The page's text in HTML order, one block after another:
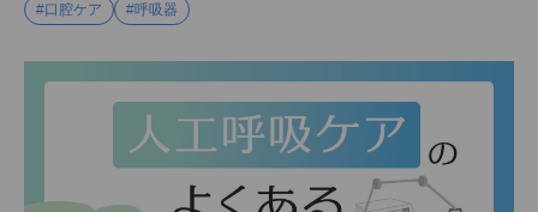
#口腔ケア #呼吸器